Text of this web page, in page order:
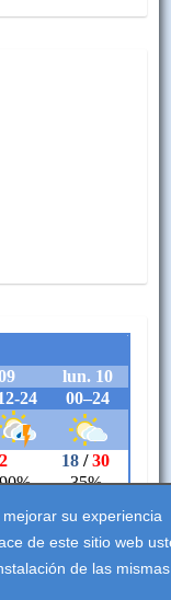
su experiencia
de este sitio web
de las mismas